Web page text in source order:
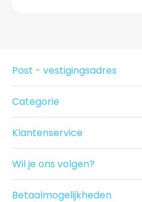
Post - vestigingsadres
Categorie
Seksspeeltjes
Acties
Drogist
Nieuwe producten
Klantenservice
Betalen
Bezorgen
Recensies
Wil je ons volgen?
Betaalmogelijkheden